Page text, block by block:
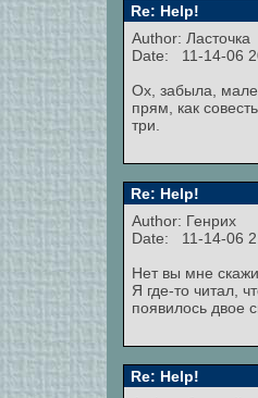
Re: Help!
Author: Ласточка
Date: 11-14-06
Ох, забыла,
прям, как
три.
Re: Help!
Author: Генрих
Date: 11-14-06
Нет вы мне
Я где-то читал,
появилось двое
Re: Help!